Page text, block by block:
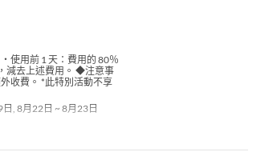
使用前 1 天：費用的 80％
減去上述費用。 ◆注意事
收費。 *此特別活動不享
, 8月22日 ~ 8月23日